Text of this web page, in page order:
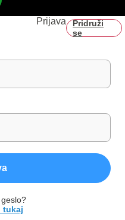
Prijava
Pridruži
se
tukaj